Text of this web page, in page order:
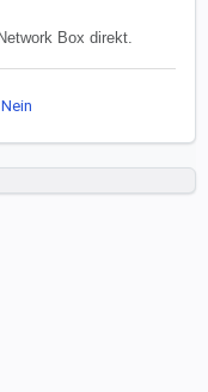
Box direkt.
Nein